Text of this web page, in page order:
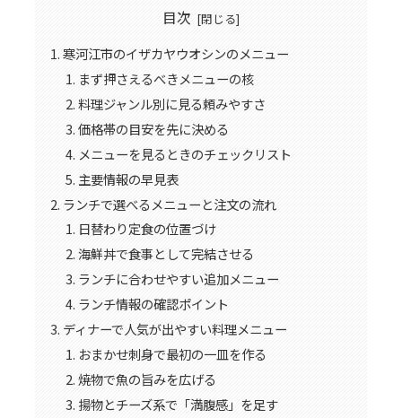
目次
寒河江市のイザカヤウオシンのメニュー
まず押さえるべきメニューの核
料理ジャンル別に見る頼みやすさ
価格帯の目安を先に決める
メニューを見るときのチェックリスト
主要情報の早見表
ランチで選べるメニューと注文の流れ
日替わり定食の位置づけ
海鮮丼で食事として完結させる
ランチに合わせやすい追加メニュー
ランチ情報の確認ポイント
ディナーで人気が出やすい料理メニュー
おまかせ刺身で最初の一皿を作る
焼物で魚の旨みを広げる
揚物とチーズ系で「満腹感」を足す